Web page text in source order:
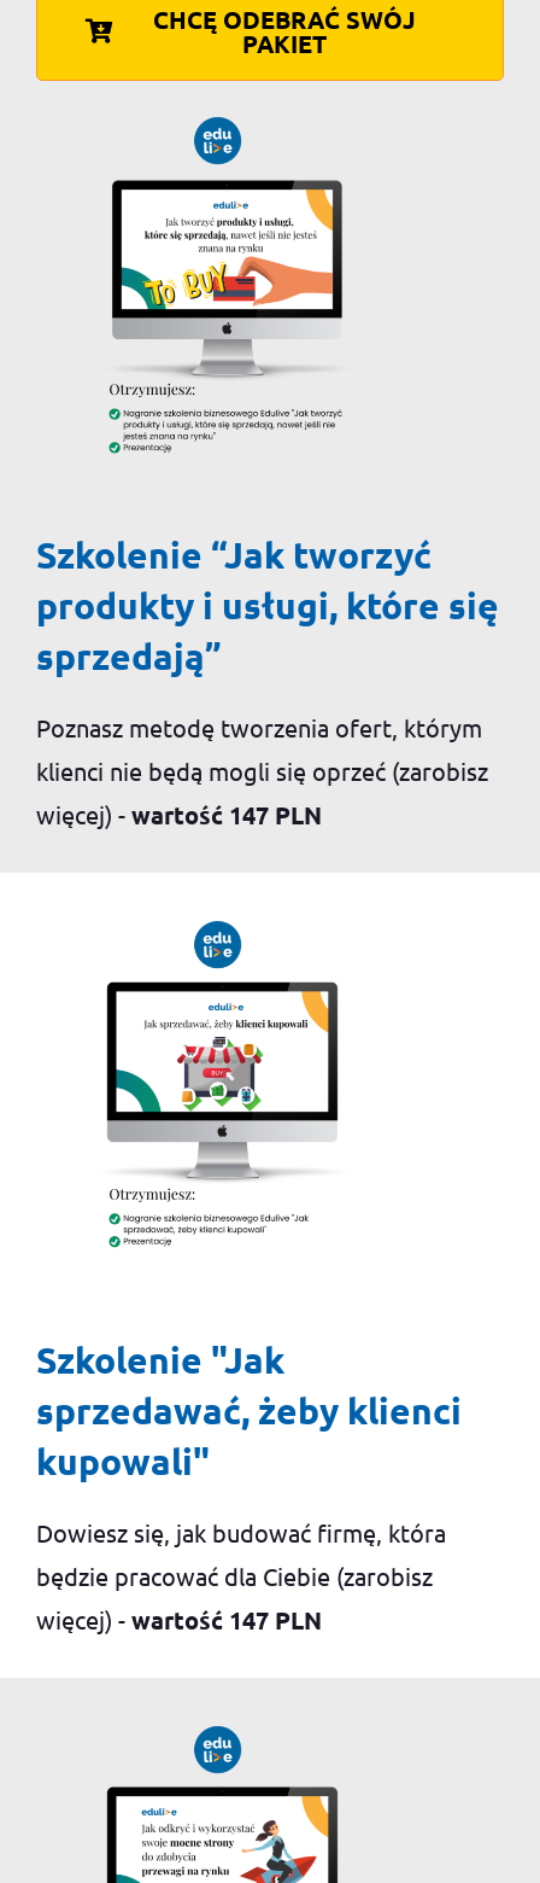
CHCĘ ODEBRAĆ SWÓJ
PAKIET
Szkolenie “Jak tworzyć
produkty i usługi, które się
sprzedają”
Poznasz metodę tworzenia ofert, którym
klienci nie będą mogli się oprzeć (zarobisz
więcej) - wartość 147 PLN
Szkolenie "Jak
sprzedawać, żeby klienci
kupowali"
Dowiesz się, jak budować firmę, która
będzie pracować dla Ciebie (zarobisz
więcej) - wartość 147 PLN